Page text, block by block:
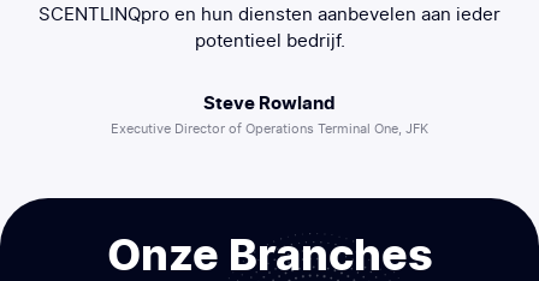
SCENTLINQpro en hun diensten aanbevelen aan ieder
potentieel bedrijf.
Steve Rowland
Executive Director of Operations Terminal One, JFK
Onze Branches